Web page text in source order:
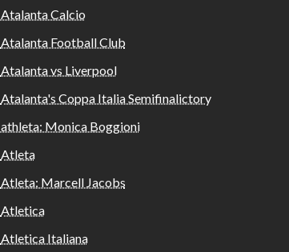
Atalanta Calcio
Atalanta Football Club
Atalanta vs Liverpool
Atalanta's Coppa Italia Semifinalictory
athleta: Monica Boggioni
Atleta
Atleta: Marcell Jacobs
Atletica
Atletica Italiana